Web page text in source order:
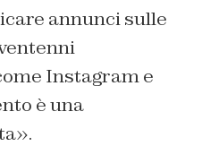
annunci sulle
Instagram e
è una